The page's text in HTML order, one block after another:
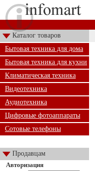
Каталог товаров
Бытовая техника для дома
Бытовая техника для кухни
Климатическая техника
Видеотехника
Аудиотехника
Цифровые фотоаппараты
Сотовые телефоны
Продавцам
Авторизация